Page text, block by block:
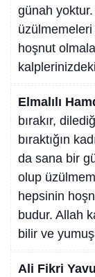
günah yoktur.
hoşnut
Elmalılı
bırakır,
bıraktığın
da sana bir
olup
hepsinin
budur. Allah
bilir ve
Ali Fikri